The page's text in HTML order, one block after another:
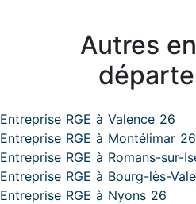
Autres
Entreprise RGE à Valence 26
Entreprise RGE à Montélimar 26
Entreprise RGE à Romans-sur-
Entreprise RGE à Bourg-lès-
Entreprise RGE à Nyons 26